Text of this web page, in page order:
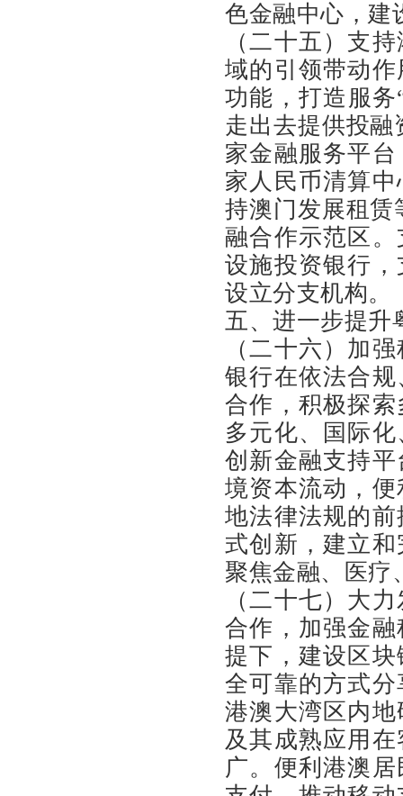
色金融中心，建
（二十五）支
域的引领带动
功能，打造服
走出去提供投
家金融服务平
家人民币清算
持澳门发展租赁
融合作示范区
设施投资银行
设立分支机构。
五、进一步提升
（二十六）加
银行在依法合
合作，积极探
多元化、国际
创新金融支持
境资本流动，
地法律法规的
式创新，建立
聚焦金融、医疗
（二十七）大
合作，加强金
提下，建设区
全可靠的方式
港澳大湾区内
及其成熟应用
广。便利港澳